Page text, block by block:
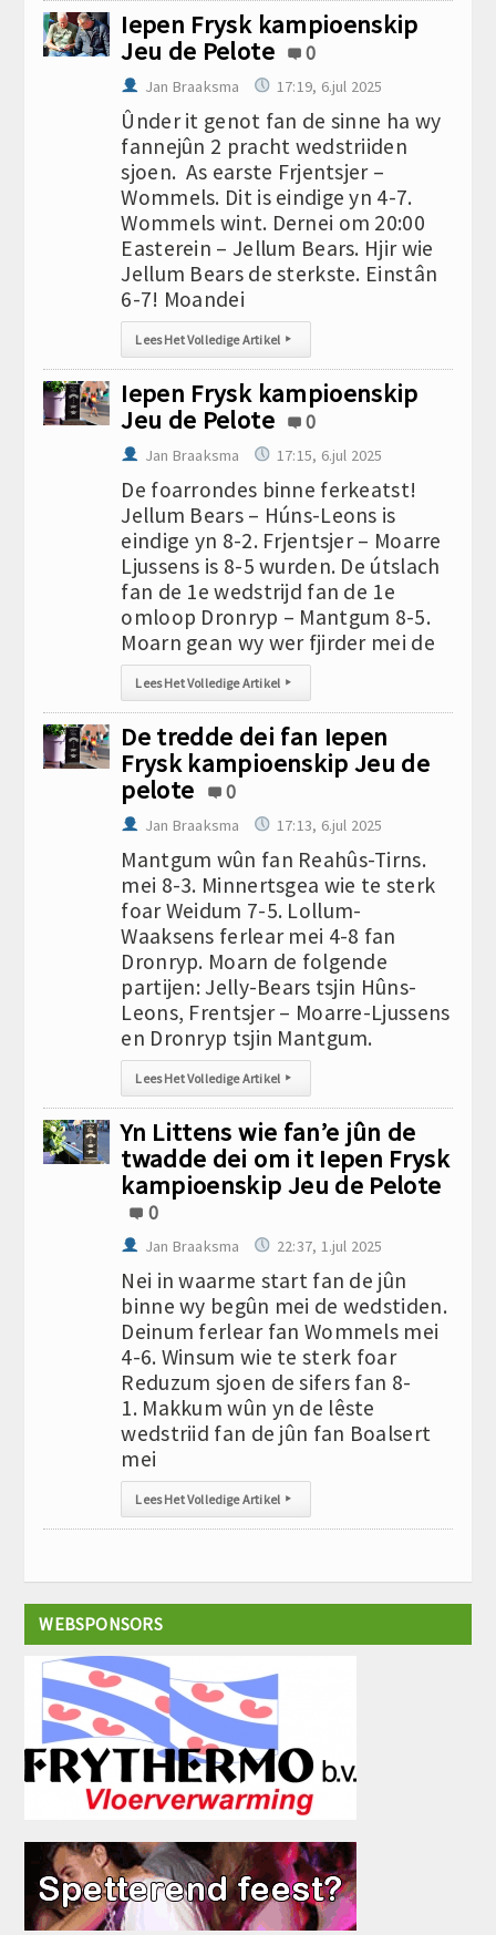
Iepen Frysk kampioenskip
Jeu de Pelote
0
Jan Braaksma 17:19, 6.jul 2025
Ûnder it genot fan de sinne ha wy
fannejûn 2 pracht wedstriiden
sjoen. As earste Frjentsjer –
Wommels. Dit is eindige yn 4-7.
Wommels wint. Dernei om 20:00
Easterein – Jellum Bears. Hjir wie
Jellum Bears de sterkste. Einstân
6-7! Moandei
Lees Het Volledige Artikel ▸
Iepen Frysk kampioenskip
Jeu de Pelote
0
Jan Braaksma 17:15, 6.jul 2025
De foarrondes binne ferkeatst!
Jellum Bears – Húns-Leons is
eindige yn 8-2. Frjentsjer – Moarre
Ljussens is 8-5 wurden. De útslach
fan de 1e wedstrijd fan de 1e
omloop Dronryp – Mantgum 8-5.
Moarn gean wy wer fjirder mei de
Lees Het Volledige Artikel ▸
De tredde dei fan Iepen
Frysk kampioenskip Jeu de
pelote
0
Jan Braaksma 17:13, 6.jul 2025
Mantgum wûn fan Reahûs-Tirns.
mei 8-3. Minnertsgea wie te sterk
foar Weidum 7-5. Lollum-
Waaksens ferlear mei 4-8 fan
Dronryp. Moarn de folgende
partijen: Jelly-Bears tsjin Hûns-
Leons, Frentsjer – Moarre-Ljussens
en Dronryp tsjin Mantgum.
Lees Het Volledige Artikel ▸
Yn Littens wie fan’e jûn de
twadde dei om it Iepen Frysk
kampioenskip Jeu de Pelote
0
Jan Braaksma 22:37, 1.jul 2025
Nei in waarme start fan de jûn
binne wy begûn mei de wedstiden.
Deinum ferlear fan Wommels mei
4-6. Winsum wie te sterk foar
Reduzum sjoen de sifers fan 8-
1. Makkum wûn yn de lêste
wedstriid fan de jûn fan Boalsert
mei
Lees Het Volledige Artikel ▸
WEBSPONSORS